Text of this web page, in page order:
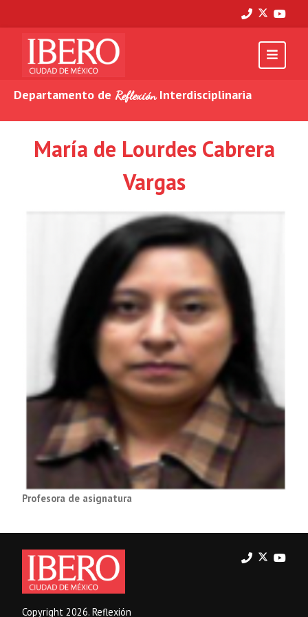
Departamento de ReflexiónInterdisciplinaria
María de Lourdes Cabrera
Vargas
Profesora de asignatura
Copyright 2026. Reflexión